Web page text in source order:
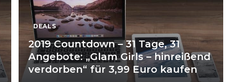
DEALS
2019 Countdown – 31 Tage, 31
Angebote: „Glam Girls – hinreißend
verdorben“ für 3,99 Euro kaufen